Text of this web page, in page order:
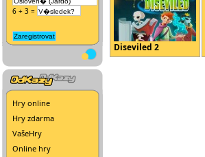
6 + 3 =
Hry online
Hry zdarma
VašeHry
Online hry
Diseviled 2